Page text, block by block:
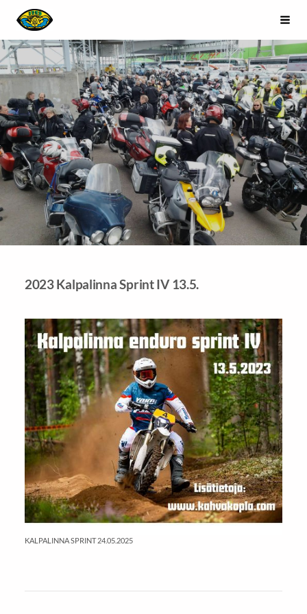
Siirry
sivun
sisältöön
Riihimäen Moottoripyöräkerho Kahvakopla ry.
KALPALINNA SPRINT 24.05.2025
2023 Kalpalinna Sprint IV 13.5.